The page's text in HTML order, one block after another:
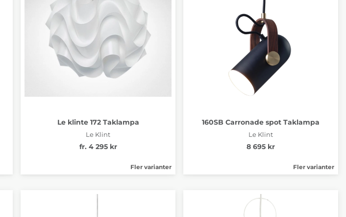
Le klinte 172 Taklampa
Le Klint
fr. 4 295 kr
Fler varianter
160SB Carronade spot Taklampa
Le Klint
8 695 kr
Fler varianter